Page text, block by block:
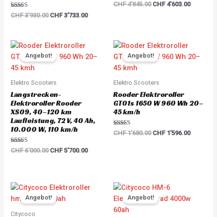
Rated
5.00
CHF3'930.00 CHF3'733.00
Rated
5.00
CHF4'845.00 CHF4'603.00
Angebot!
Elektro Scooters
Langstrecken-
Elektroroller Rooder
XS09, 40–120 km
Laufleistung, 72 V, 40 Ah,
10.000 W, 110 km/h
Rated
5.00
CHF6'000.00
Original
price
was:
CHF5'700.00
is:
CHF 5'700.00.
Angebot!
Elektro Scooters
Rooder Elektroroller
GT01s 1650 W 960 Wh 20–
45 km/h
Rated
5.00
CHF1'680.00
Original
price
was:
CHF1'596.00
is:
Angebot!
Citycoco
Original
price
was:
Current
CHF 3'594.00.
Angebot!
Original
price
was: